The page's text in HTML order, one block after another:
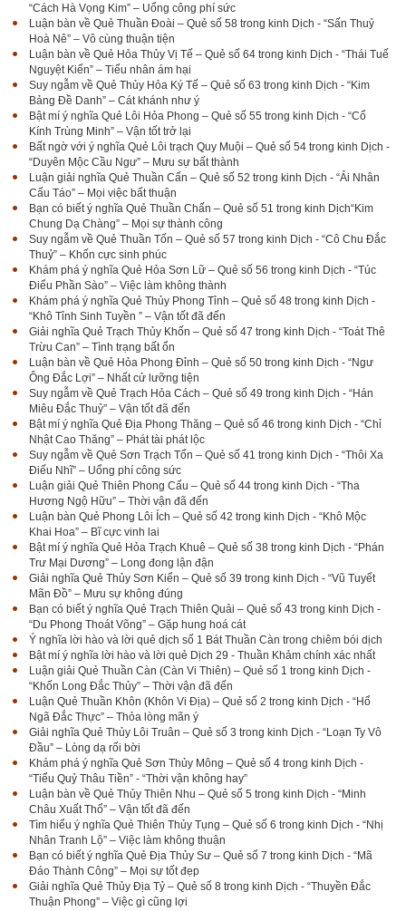
“Cách Hà Vọng Kim” – Uổng công phí sức
Luận bàn về Quẻ Thuần Đoài – Quẻ số 58 trong kinh Dịch - “Sấn Thuỷ
Hoà Nê” – Vô cùng thuận tiện
Luận bàn về Quẻ Hỏa Thủy Vị Tế – Quẻ số 64 trong kinh Dịch - “Thái Tuế
Nguyệt Kiến” – Tiểu nhân ám hại
Suy ngẫm về Quẻ Thủy Hỏa Ký Tế – Quẻ số 63 trong kinh Dịch - “Kim
Bảng Đề Danh” – Cát khánh như ý
Bật mí ý nghĩa Quẻ Lôi Hỏa Phong – Quẻ số 55 trong kinh Dịch - “Cổ
Kính Trùng Minh” – Vận tốt trở lại
Bất ngờ với ý nghĩa Quẻ Lôi trạch Quy Muội – Quẻ số 54 trong kinh Dịch -
“Duyên Mộc Cầu Ngư” – Mưu sự bất thành
Luận giải nghĩa Quẻ Thuần Cấn – Quẻ số 52 trong kinh Dịch - “Ải Nhân
Cấu Táo” – Mọi việc bất thuận
Bạn có biết ý nghĩa Quẻ Thuần Chấn – Quẻ số 51 trong kinh Dịch“Kim
Chung Dạ Chàng” – Mọi sự thành công
Suy ngẫm về Quẻ Thuần Tốn – Quẻ số 57 trong kinh Dịch - “Cô Chu Đắc
Thuỷ” – Khốn cực sinh phúc
Khám phá ý nghĩa Quẻ Hỏa Sơn Lữ – Quẻ số 56 trong kinh Dịch - “Túc
Điểu Phần Sào” – Việc làm không thành
Khám phá ý nghĩa Quẻ Thủy Phong Tỉnh – Quẻ số 48 trong kinh Dịch -
“Khô Tỉnh Sinh Tuyền ” – Vận tốt đã đến
Giải nghĩa Quẻ Trạch Thủy Khốn – Quẻ số 47 trong kinh Dịch - “Toát Thê
Trừu Can” – Tình trạng bất ổn
Luận bàn về Quẻ Hỏa Phong Đỉnh – Quẻ số 50 trong kinh Dịch - “Ngư
Ông Đắc Lợi” – Nhất cử lưỡng tiện
Suy ngẫm về Quẻ Trạch Hỏa Cách – Quẻ số 49 trong kinh Dịch - “Hán
Miêu Đắc Thuỷ” – Vận tốt đã đến
Bật mí ý nghĩa Quẻ Địa Phong Thăng – Quẻ số 46 trong kinh Dịch - “Chỉ
Nhật Cao Thăng” – Phát tài phát lộc
Suy ngẫm về Quẻ Sơn Trạch Tổn – Quẻ số 41 trong kinh Dịch - “Thôi Xa
Điếu Nhĩ” – Uổng phí công sức
Luận giải Quẻ Thiên Phong Cấu – Quẻ số 44 trong kinh Dịch - “Tha
Hương Ngộ Hữu” – Thời vận đã đến
Luận bàn Quẻ Phong Lôi Ích – Quẻ số 42 trong kinh Dịch - “Khô Mộc
Khai Hoa” – Bĩ cực vinh lai
Bật mí ý nghĩa Quẻ Hỏa Trạch Khuê – Quẻ số 38 trong kinh Dịch - “Phán
Trư Mại Dương” – Long đong lận đận
Giải nghĩa Quẻ Thủy Sơn Kiển – Quẻ số 39 trong kinh Dịch - “Vũ Tuyết
Mãn Đồ” – Mưu sự không đúng
Bạn có biết ý nghĩa Quẻ Trạch Thiên Quải – Quẻ số 43 trong kinh Dịch -
“Du Phong Thoát Võng” – Gặp hung hoá cát
Ý nghĩa lời hào và lời quẻ dịch số 1 Bát Thuần Càn trong chiêm bói dịch
Bật mí ý nghĩa lời hào và lời quẻ Dịch 29 - Thuần Khảm chính xác nhất
Luận giải Quẻ Thuần Càn (Càn Vi Thiên) – Quẻ số 1 trong kinh Dịch -
“Khốn Long Đắc Thủy” – Thời vận đã đến
Luận Quẻ Thuần Khôn (Khôn Vi Địa) – Quẻ số 2 trong kinh Dịch - “Hổ
Ngã Đắc Thực” – Thỏa lòng mãn ý
Giải nghĩa Quẻ Thủy Lôi Truân – Quẻ số 3 trong kinh Dịch - “Loạn Ty Vô
Đầu” – Lòng dạ rối bời
Khám phá ý nghĩa Quẻ Sơn Thủy Mông – Quẻ số 4 trong kinh Dịch -
“Tiểu Quỷ Thâu Tiền” - “Thời vận không hay”
Luận bàn về Quẻ Thủy Thiên Nhu – Quẻ số 5 trong kinh Dịch - “Minh
Châu Xuất Thổ” – Vận tốt đã đến
Tìm hiểu ý nghĩa Quẻ Thiên Thủy Tụng – Quẻ số 6 trong kinh Dịch - “Nhị
Nhân Tranh Lộ” – Việc làm không thuận
Bạn có biết ý nghĩa Quẻ Địa Thủy Sư – Quẻ số 7 trong kinh Dịch - “Mã
Đáo Thành Công” – Mọi sự tốt đẹp
Giải nghĩa Quẻ Thủy Địa Tỷ – Quẻ số 8 trong kinh Dịch - “Thuyền Đắc
Thuận Phong” – Việc gì cũng lợi